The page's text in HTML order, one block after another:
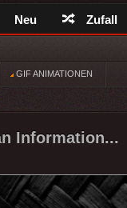
Neu Zufall
GIF ANIMATIONEN
Information...